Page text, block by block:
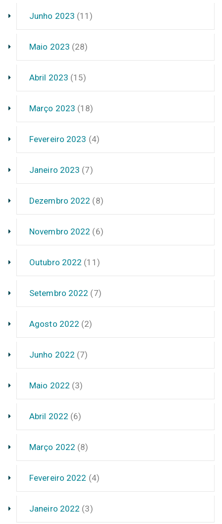
Junho 2023 (11)
Maio 2023 (28)
Abril 2023 (15)
Março 2023 (18)
Fevereiro 2023 (4)
Janeiro 2023 (7)
Dezembro 2022 (8)
Novembro 2022 (6)
Outubro 2022 (11)
Setembro 2022 (7)
Agosto 2022 (2)
Junho 2022 (7)
Maio 2022 (3)
Abril 2022 (6)
Março 2022 (8)
Fevereiro 2022 (4)
Janeiro 2022 (3)